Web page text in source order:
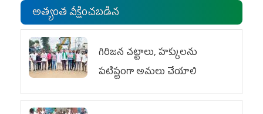
అత్యంత వీక్షించబడిన
గిరిజన చట్టాలు, హక్కులను
పటిష్టంగా అమలు చేయాలి